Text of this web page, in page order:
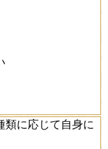
類に応じて自身に